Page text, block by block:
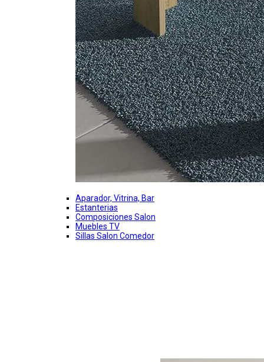
Aparador, Vitrina, Bar
Estanterias
Composiciones Salon
Muebles TV
Sillas Salon Comedor